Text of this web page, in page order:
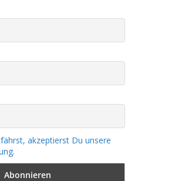
akzeptierst Du unsere